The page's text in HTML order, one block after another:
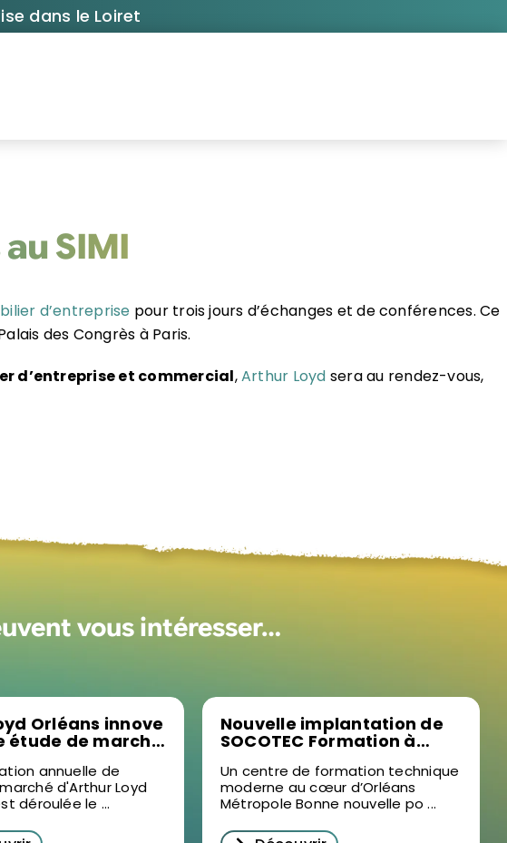
dans le Loiret
SIMI
d’entreprise pour trois jours d’échanges et de conférences. Ce
des Congrès à Paris.
d’entreprise et commercial,Arthur Loyd sera au rendez-vous,
vous intéresser…
Orléans innove
étude de marché
d’entreprise à
annuelle de
d'Arthur Loyd
déroulée le ...
Nouvelle implantation de
SOCOTEC Formation à
formation professionnelle
dans le Loiret
Un centre de formation technique
moderne au cœur d’Orléans
Métropole Bonne nouvelle po ...